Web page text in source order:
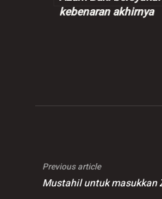
kebenaran akhirnya
Previous article
Mustahil untuk masukkan